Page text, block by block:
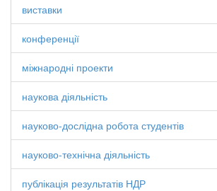
виставки
конференції
міжнародні проекти
наукова діяльність
науково-дослідна робота студентів
науково-технічна діяльність
публікація результатів НДР